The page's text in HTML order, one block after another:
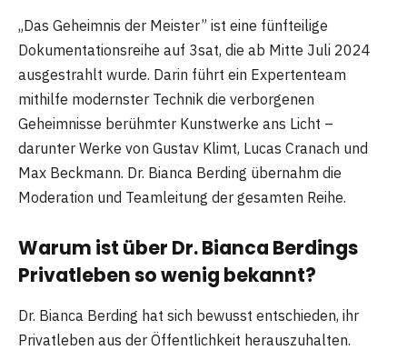
„Das Geheimnis der Meister” ist eine fünfteilige
Dokumentationsreihe auf 3sat, die ab Mitte Juli 2024
ausgestrahlt wurde. Darin führt ein Expertenteam
mithilfe modernster Technik die verborgenen
Geheimnisse berühmter Kunstwerke ans Licht –
darunter Werke von Gustav Klimt, Lucas Cranach und
Max Beckmann. Dr. Bianca Berding übernahm die
Moderation und Teamleitung der gesamten Reihe.
Warum ist über Dr. Bianca Berdings
Privatleben so wenig bekannt?
Dr. Bianca Berding hat sich bewusst entschieden, ihr
Privatleben aus der Öffentlichkeit herauszuhalten.